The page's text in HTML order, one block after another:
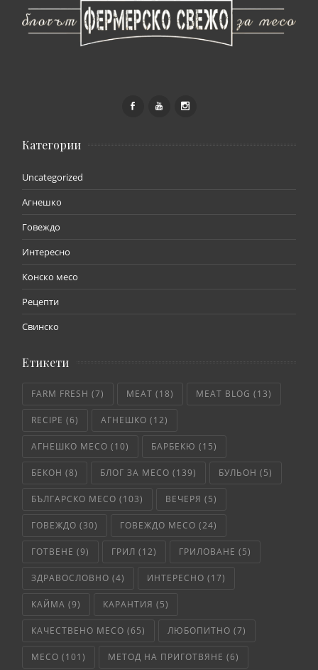
Категории
Uncategorized
Агнешко
Говеждо
Интересно
Конско месо
Рецепти
Свинско
Етикети
FARM FRESH (7) MEAT (18) MEAT BLOG (13)
RECIPE (6) АГНЕШКО (12)
АГНЕШКО МЕСО (10) БАРБЕКЮ (15)
БЕКОН (8) БЛОГ ЗА МЕСО (139) БУЛЬОН (5)
БЪЛГАРСКО МЕСО (103) ВЕЧЕРЯ (5)
ГОВЕЖДО (30) ГОВЕЖДО МЕСО (24)
ГОТВЕНЕ (9) ГРИЛ (12) ГРИЛОВАНЕ (5)
ЗДРАВОСЛОВНО (4) ИНТЕРЕСНО (17)
КАЙМА (9) КАРАНТИЯ (5)
КАЧЕСТВЕНО МЕСО (65) ЛЮБОПИТНО (7)
МЕСО (101) МЕТОД НА ПРИГОТВЯНЕ (6)